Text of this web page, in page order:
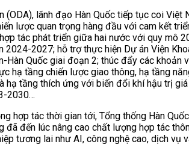
(ODA), lãnh đạo Hàn Quốc tiếp tục coi Việt
lược quan trọng hàng đầu với cam kết
tác phát triển giữa hai nước với quy mô
2024-2027; hỗ trợ thực hiện Dự án Viện
Hàn Quốc giai đoạn 2; thúc đẩy các khoản
hạ tầng chiến lược giao thông, hạ tầng
hạ tầng thích ứng với biến đổi khí hậu trị
2030…
hợp tác thời gian tới, Tổng thống Hàn
đã đến lúc nâng cao chất lượng hợp tác
tương lai như AI, công nghệ cao, dịch vụ